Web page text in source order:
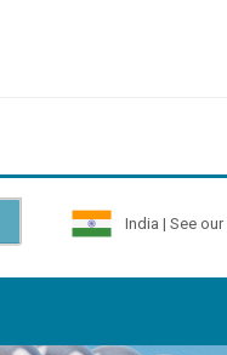
India | See our